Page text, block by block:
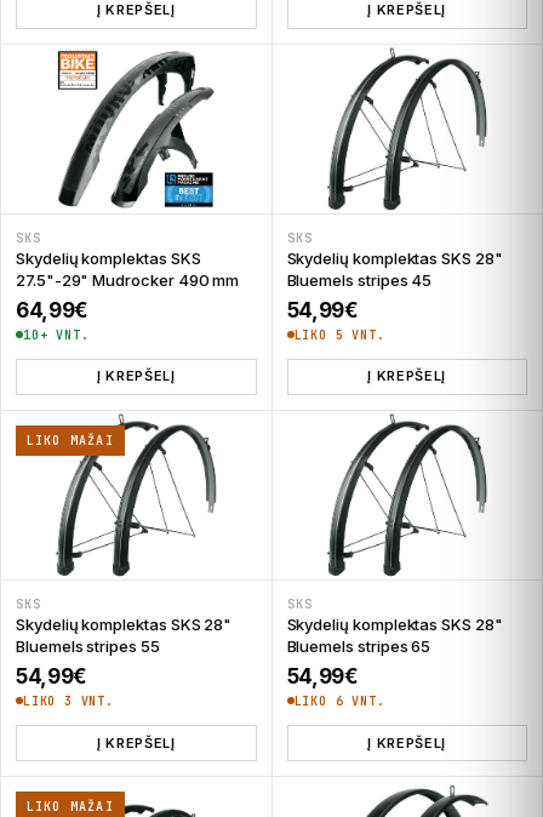
Į KREPŠELĮ Į KREPŠELĮ
SKS
Skydelių komplektas SKS
27.5"-29" Mudrocker 490 mm
64,99€
10+ VNT.
Į KREPŠELĮ
SKS
Skydelių komplektas SKS 28"
Bluemels stripes 45
54,99€
LIKO 5 VNT.
Į KREPŠELĮ
LIKO MAŽAI
SKS
Skydelių komplektas SKS 28"
Bluemels stripes 55
54,99€
LIKO 3 VNT.
Į KREPŠELĮ
SKS
Skydelių komplektas SKS 28"
Bluemels stripes 65
54,99€
LIKO 6 VNT.
Į KREPŠELĮ
LIKO MAŽAI